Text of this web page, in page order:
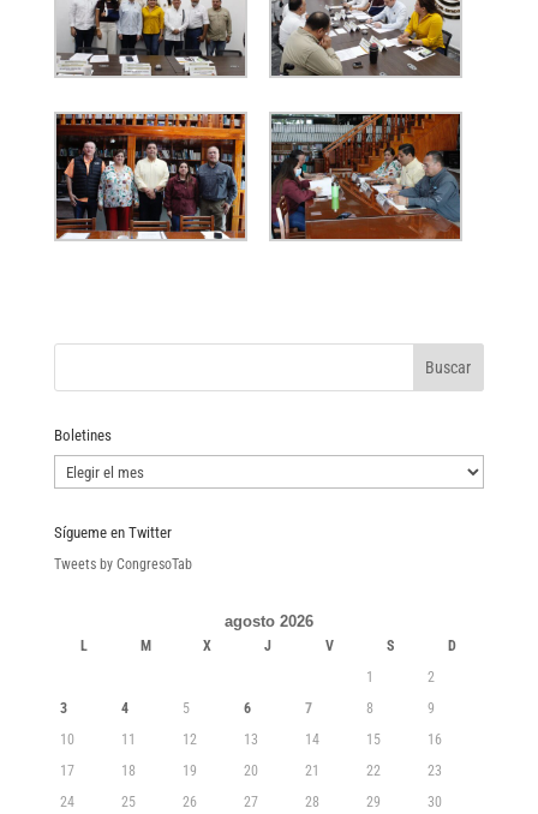
Boletines
Boletines
Sígueme en Twitter
Tweets by CongresoTab
agosto 2026
L M X J V S
D
1
2
3
4 5 6 7 8
9
10
11 12 13 14 15
16
17
18 19 20 21 22
23
24
25 26 27 28 29
30